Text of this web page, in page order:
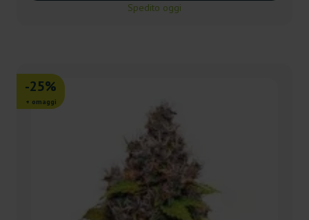
Spedito oggi
-25%
+ omaggi